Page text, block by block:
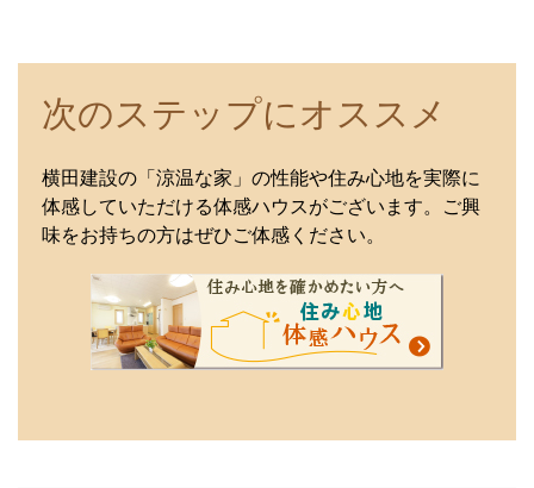
次のステップにオススメ
横田建設の「涼温な家」の性能や住み心地を実際に
体感していただける体感ハウスがございます。ご興
味をお持ちの方はぜひご体感ください。